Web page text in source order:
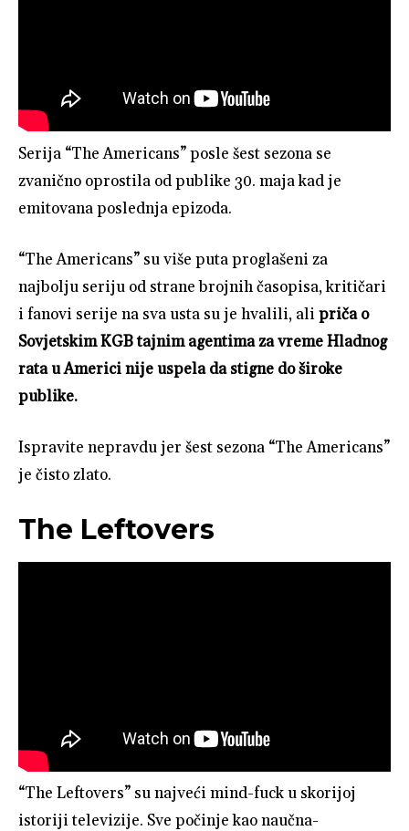
Serija “The Americans” posle šest sezona se
zvanično oprostila od publike 30. maja kad je
emitovana poslednja epizoda.
“The Americans” su više puta proglašeni za
najbolju seriju od strane brojnih časopisa, kritičari
i fanovi serije na sva usta su je hvalili, alipriča o
Sovjetskim KGB tajnim agentima za vreme Hladnog
rata u Americi nije uspela da stigne do široke
publike.
Ispravite nepravdu jer šest sezona “The Americans”
je čisto zlato.
The Leftovers
“The Leftovers” su najveći mind-fuck u skorijoj
istoriji televizije. Sve počinje kao naučna-